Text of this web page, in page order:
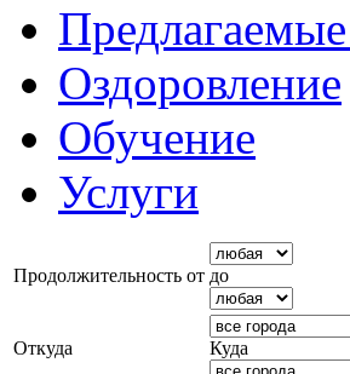
Оздоровление
Обучение
Услуги
Продолжительность от до
Откуда Куда